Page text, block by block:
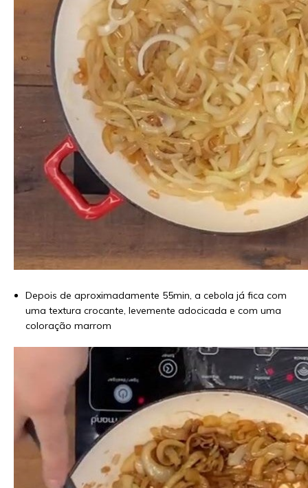
Depois de aproximadamente 55min, a cebola já fica com
uma textura crocante, levemente adocicada e com uma
coloração marrom